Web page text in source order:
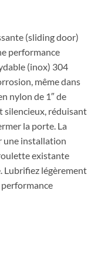
(sliding door)
performance
(inox) 304
même dans
nylon de 1″ de
silencieux, réduisant
la porte. La
une installation
existante
Lubrifiez légèrement